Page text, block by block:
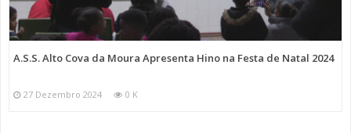
A.S.S. Alto Cova da Moura Apresenta Hino na Festa de Natal 2024
27 Dezembro 2024 0 K